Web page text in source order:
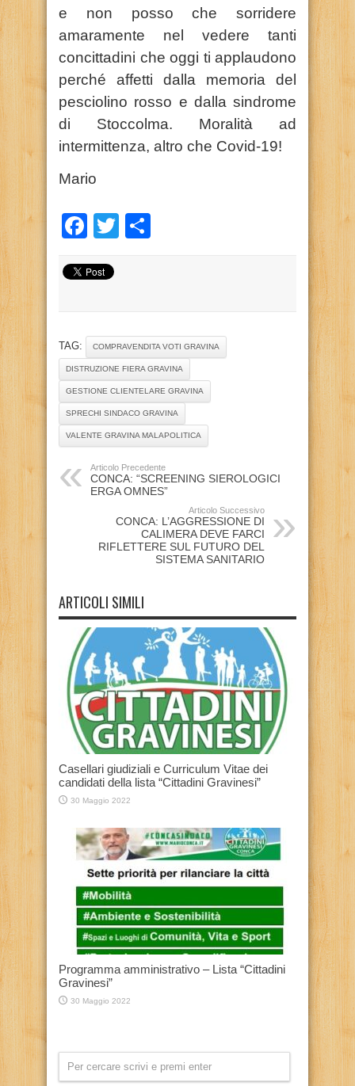
e non posso che sorridere
amaramente nel vedere tanti
concittadini che oggi ti applaudono
perché affetti dalla memoria del
pesciolino rosso e dalla sindrome
di Stoccolma. Moralità ad
intermittenza, altro che Covid-19!
Mario
Facebook
Twitter
TAG: COMPRAVENDITA VOTI GRAVINA
DISTRUZIONE FIERA GRAVINA
GESTIONE CLIENTELARE GRAVINA
SPRECHI SINDACO GRAVINA
VALENTE GRAVINA MALAPOLITICA
Articolo Precedente
CONCA: “SCREENING SIEROLOGICI
ERGA OMNES”
Articolo Successivo
CONCA: L’AGGRESSIONE DI
CALIMERA DEVE FARCI
RIFLETTERE SUL FUTURO DEL
SISTEMA SANITARIO
ARTICOLI SIMILI
Casellari giudiziali e Curriculum Vitae dei
candidati della lista “Cittadini Gravinesi”
30 Maggio 2022
Programma amministrativo – Lista “Cittadini
Gravinesi”
30 Maggio 2022